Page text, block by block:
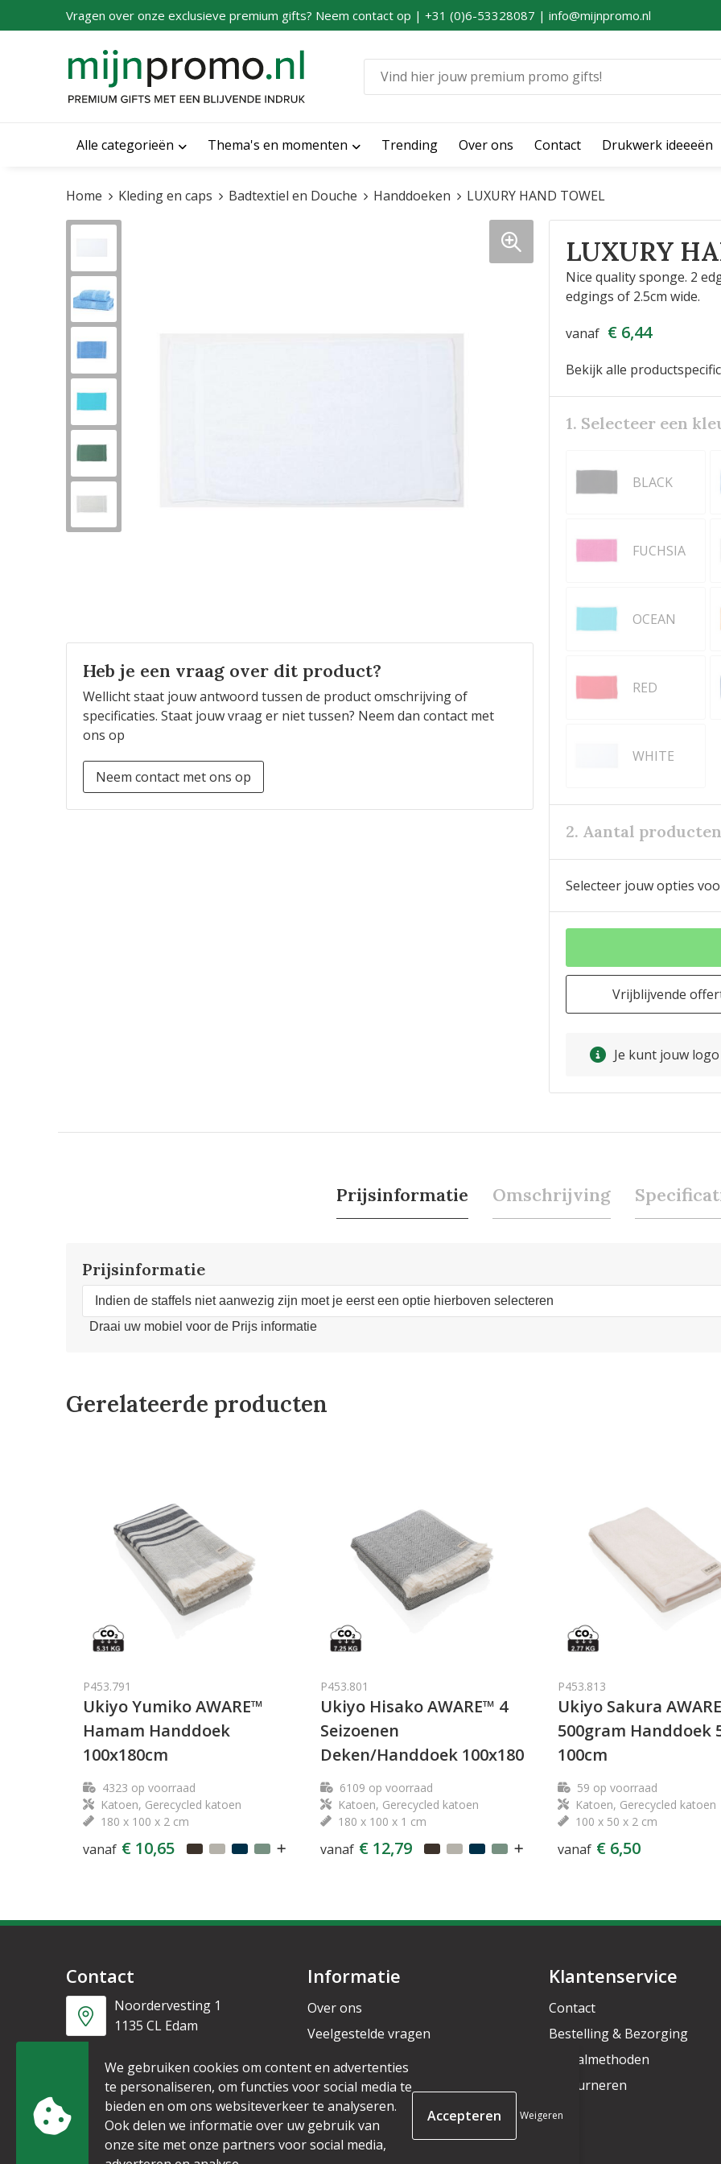
Vragen over onze exclusieve premium gifts? Neem contact op | +31 (0)6-53328087 | info@mijnpromo.nl
Alle categorieën Thema's en momenten Trending Over ons Contact Drukwerk ideeeën
Home Kleding en caps Badtextiel en Douche Handdoeken LUXURY HAND TOWEL
Heb je een vraag over dit product?
Wellicht staat jouw antwoord tussen de product omschrijving of
specificaties. Staat jouw vraag er niet tussen? Neem dan contact met
ons op
Neem contact met ons op
LUXURY
Nice quality sponge. 2
edgings of 2.5cm wide.
vanaf € 6,44
Bekijk alle
1. Selecteer een
BLACK
FUCHSIA
OCEAN
RED
WHITE
2. Aantal producten
Selecteer jouw opties
Vrijblijvende
Je kunt jouw
Prijsinformatie Omschrijving
Prijsinformatie
Indien de staffels niet aanwezig zijn moet je eerst een optie hierboven selecteren
Draai uw mobiel voor de Prijs informatie
Gerelateerde producten
P453.791
Ukiyo Yumiko AWARE™
Hamam Handdoek
100x180cm
4323 op voorraad
Katoen, Gerecycled katoen
180 x 100 x 2 cm
vanaf € 10,65
P453.801
Ukiyo Hisako AWARE™ 4
Seizoenen
Deken/Handdoek 100x180
6109 op voorraad
Katoen, Gerecycled katoen
180 x 100 x 1 cm
vanaf € 12,79
P453.813
Ukiyo Sakura
500gram Handdoek
100cm
59 op voorraad
Katoen, Gerecycled katoen
100 x 50 x 2 cm
vanaf € 6,50
Contact
Noordervesting 1
1135 CL Edam
+31 6 53328087
info@mijnpromo.nl
Informatie
Over ons
Veelgestelde vragen
Nieuwsbrief
Klantenservice
Contact
Bestelling & Bezorging
Betaalmethoden
Retourneren
We gebruiken cookies om content en advertenties
te personaliseren, om functies voor social media te
bieden en om ons websiteverkeer te analyseren.
Ook delen we informatie over uw gebruik van
onze site met onze partners voor social media,
Weigeren